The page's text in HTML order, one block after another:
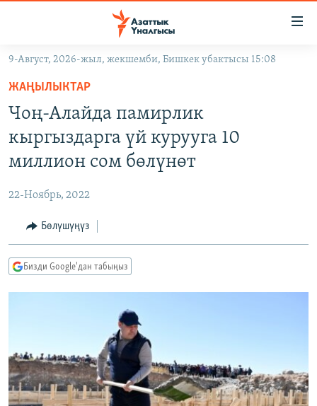
Навигацияга
өтүңүз
Издөөгө
салыңыз
МАДАНИЯТ
ДҮЙНӨ
УКРАИНА
ТВ ПРОГРАММАЛАР
БҮГҮН АЗАТТЫКТА
АЗАТТЫК+
ЫҢГАЙСЫЗ СУРООЛОР
ПОДКАСТ
Русский
9-Август, 2026-жыл, жекшемби, Бишкек убактысы 15:08
ЖАҢЫЛЫКТАР
Чоң-Алайда памирлик
кыргыздарга үй курууга 10
миллион сом бөлүнөт
22-Ноябрь, 2022
Бөлүшүңүз
Бизди Google'дан табыңыз